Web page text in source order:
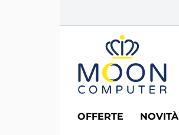
OFFERTE NOVITÀ